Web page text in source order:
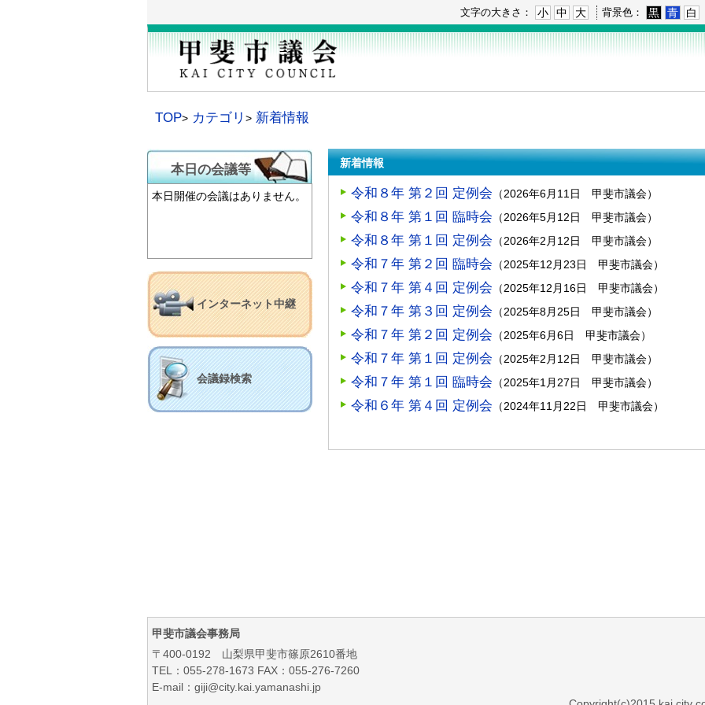
文
へ
文字の大きさ： 小 中 大 背景色： 黒 青 白
TOP カテゴリ 新着情報
本日の会議等
本日開催の会議はありません。
インターネット中継
会議録検索
新着情報
令和８年 第２回 定例会 （2026年6月11日 甲斐市議会）
令和８年 第１回 臨時会 （2026年5月12日 甲斐市議会）
令和８年 第１回 定例会 （2026年2月12日 甲斐市議会）
令和７年 第２回 臨時会 （2025年12月23日 甲斐市議会）
令和７年 第４回 定例会 （2025年12月16日 甲斐市議会）
令和７年 第３回 定例会 （2025年8月25日 甲斐市議会）
令和７年 第２回 定例会 （2025年6月6日 甲斐市議会）
令和７年 第１回 定例会 （2025年2月12日 甲斐市議会）
令和７年 第１回 臨時会 （2025年1月27日 甲斐市議会）
令和６年 第４回 定例会 （2024年11月22日 甲斐市議会）
甲斐市議会事務局
〒400-0192 山梨県甲斐市篠原2610番地
TEL：055-278-1673 FAX：055-276-7260
E-mail：giji@city.kai.yamanashi.jp